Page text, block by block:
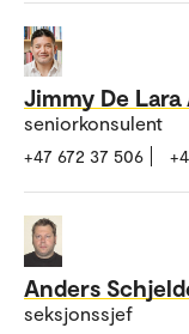
Jimmy De
seniorkonsulent
+47 672 37 506
Anders
seksjonssjef